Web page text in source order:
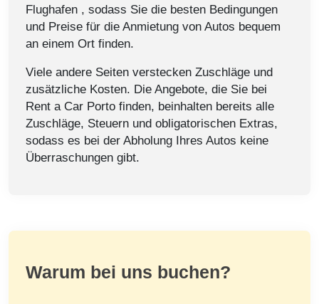
Flughafen , sodass Sie die besten Bedingungen
und Preise für die Anmietung von Autos bequem
an einem Ort finden.
Viele andere Seiten verstecken Zuschläge und
zusätzliche Kosten. Die Angebote, die Sie bei
Rent a Car Porto finden, beinhalten bereits alle
Zuschläge, Steuern und obligatorischen Extras,
sodass es bei der Abholung Ihres Autos keine
Überraschungen gibt.
Warum bei uns buchen?